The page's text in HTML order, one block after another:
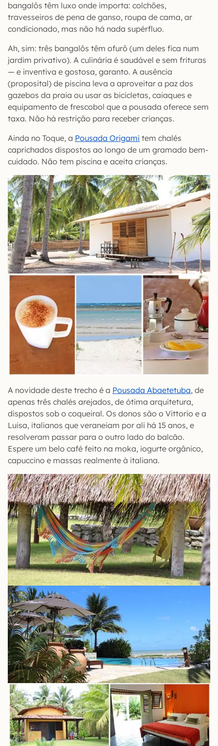
bangalôs têm luxo onde importa: colchões,
travesseiros de pena de ganso, roupa de cama, ar
condicionado, mas não há nada supérfluo.
Ah, sim: três bangalôs têm ofurô (um deles fica num
jardim privativo). A culinária é saudável e sem frituras
— e inventiva e gostosa, garanto. A ausência
(proposital) de piscina leva a aproveitar a paz dos
gazebos da praia ou usar as bicicletas, caiaques e
equipamento de frescobol que a pousada oferece sem
taxa. Não há restrição para receber crianças.
Ainda no Toque, a Pousada Origami tem chalés
caprichados dispostos ao longo de um gramado bem-
cuidado. Não tem piscina e aceita crianças.
A novidade deste trecho é a Pousada Abaetetuba, de
apenas três chalés arejados, de ótima arquitetura,
dispostos sob o coqueiral. Os donos são o Vittorio e a
Luisa, italianos que veraneiam por ali há 15 anos, e
resolveram passar para o outro lado do balcão.
Espere um belo café feito na moka, iogurte orgânico,
capuccino e massas realmente à italiana.